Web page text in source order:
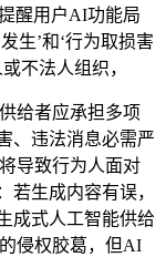
醒用户AI功能局
生’和‘行为取损害
不法人组织，
给者应承担多项
、违法消息必需严
导致行为人面对
若生成内容有误，
成式人工智能供给
侵权胶葛，但AI